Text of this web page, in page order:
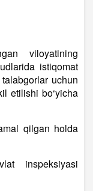
viloyatining
istiqomat
uchun
etilishi bo‘yicha
qilgan holda
inspeksiyasi